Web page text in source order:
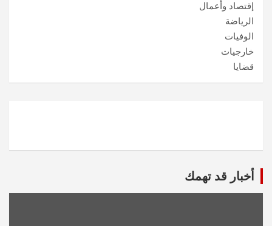
إقتصاد وأعمال
الرياضة
الوفيات
خارجيات
قضايا
أخبار قد تهمك